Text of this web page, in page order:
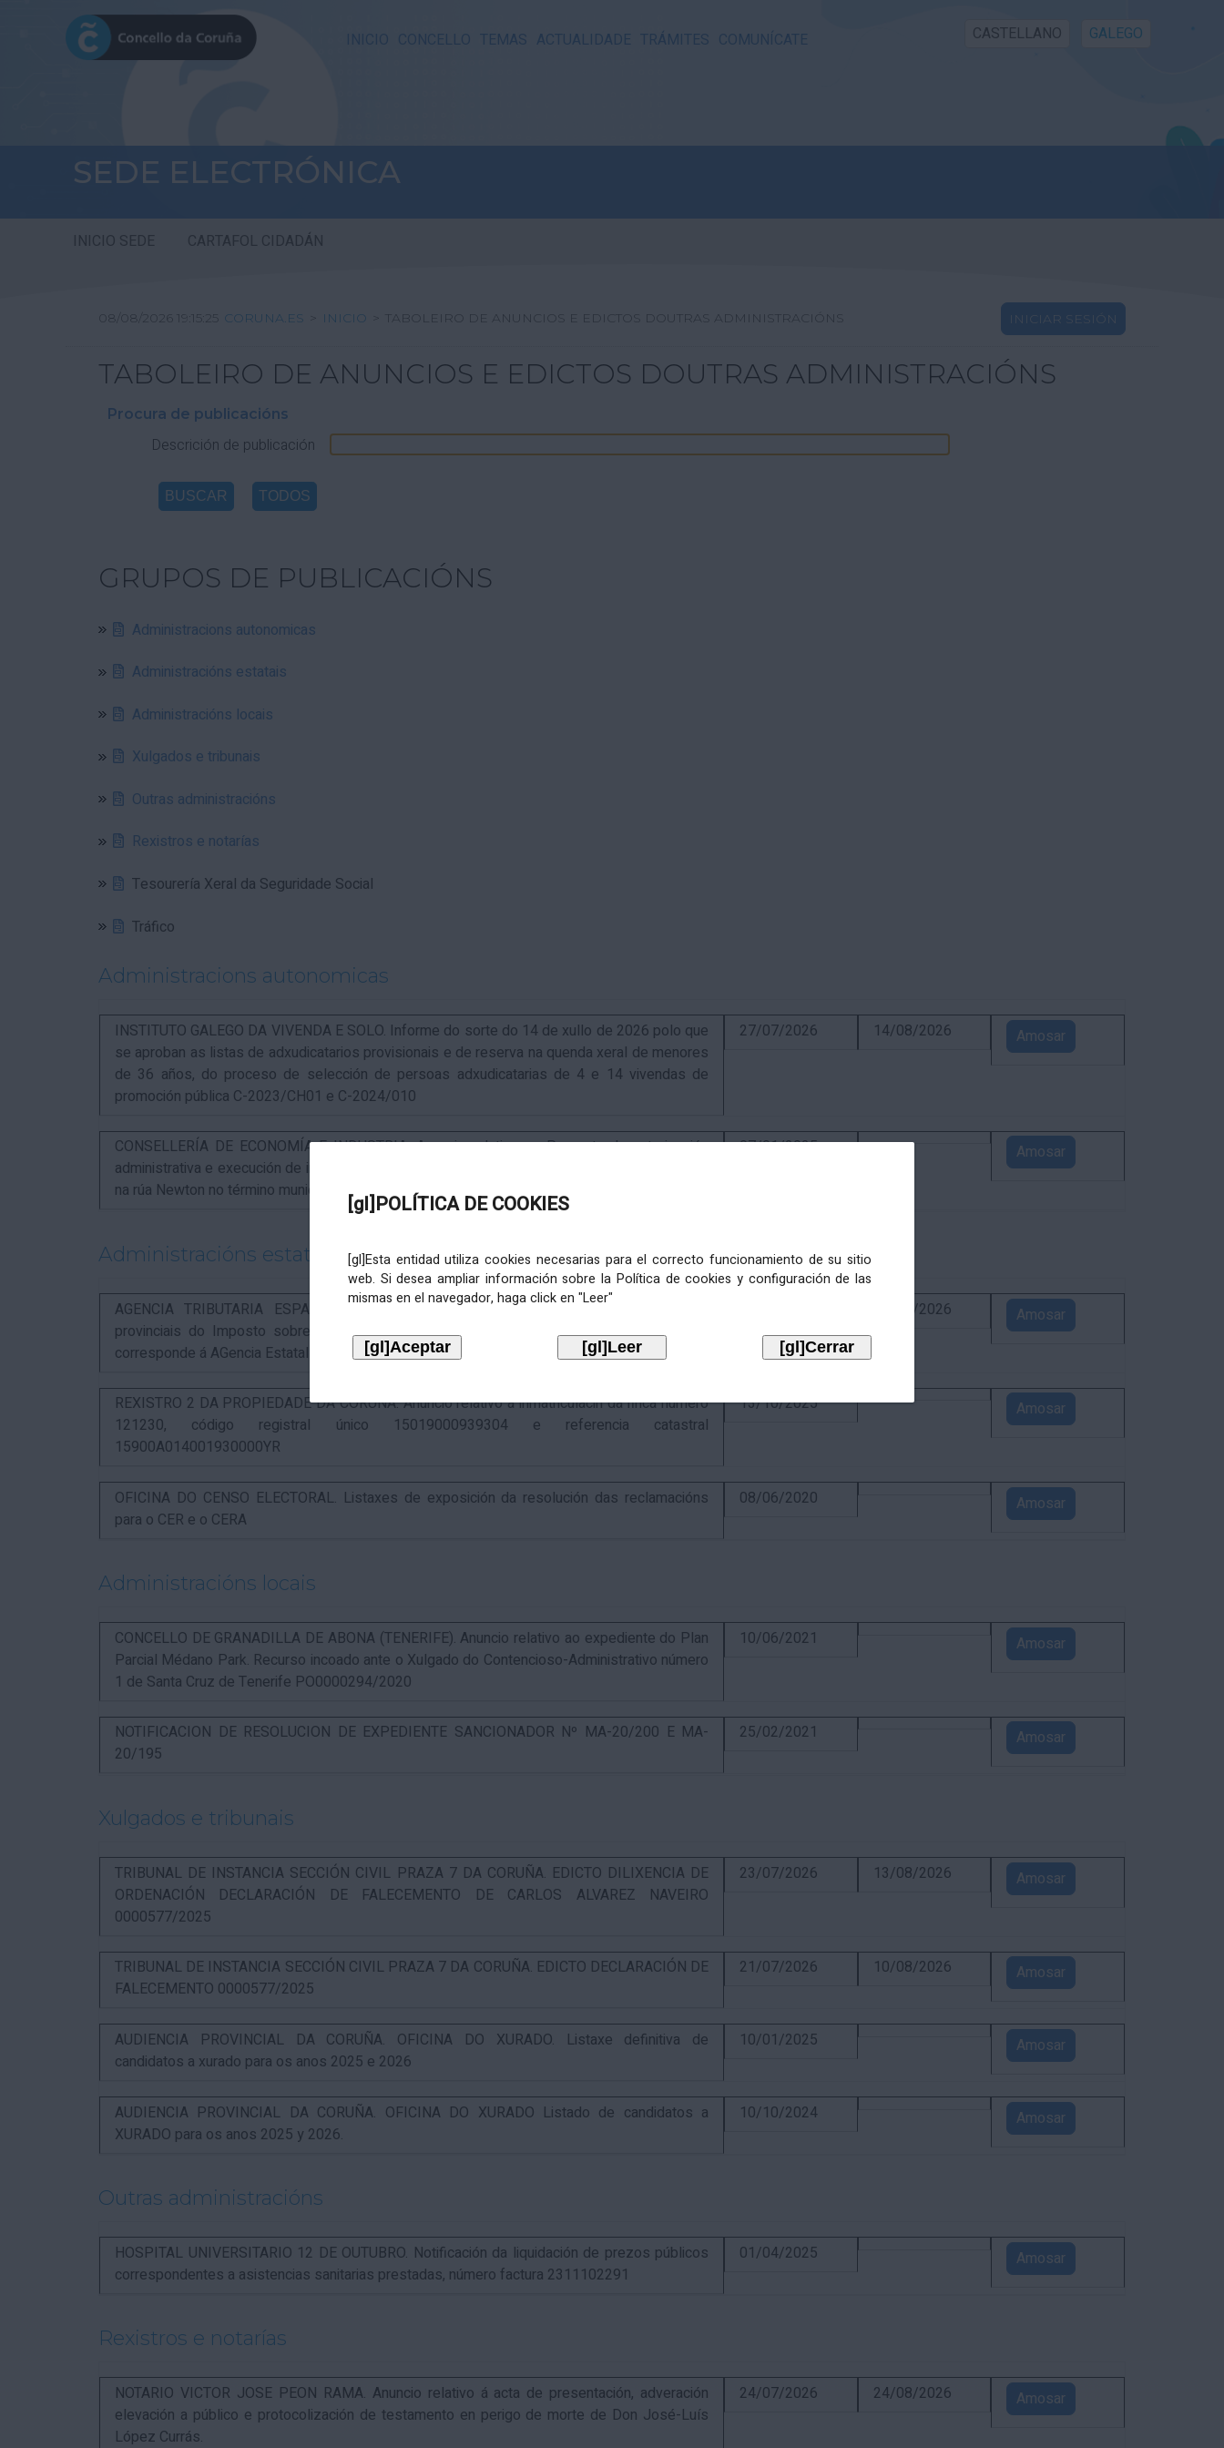
INICIO CONCELLO TEMAS ACTUALIDADE TRÁMITES COMUNÍCATE CASTELLANO GALEGO
SEDE ELECTRÓNICA
INICIO SEDE CARTAFOL CIDADÁN
[gl]POLÍTICA DE COOKIES
[gl]Esta entidad utiliza cookies necesarias para el correcto funcionamiento de su sitio
web. Si desea ampliar información sobre la Política de cookies y configuración de las
mismas en el navegador, haga click en "Leer"
08/08/2026 19:15:25 CORUNA.ES > INICIO > TABOLEIRO DE ANUNCIOS E EDICTOS DOUTRAS ADMINISTRACIÓNS INICIAR SESIÓN
TABOLEIRO DE ANUNCIOS E EDICTOS DOUTRAS ADMINISTRACIÓNS
Procura de publicacións
Descrición de publicación
GRUPOS DE PUBLICACIÓNS
Administracions autonomicas
Administracións estatais
Administracións locais
Xulgados e tribunais
Outras administracións
Rexistros e notarías
Tesourería Xeral da Seguridade Social
Tráfico
Administracions autonomicas
INSTITUTO GALEGO DA VIVENDA E SOLO. Informe do sorte do 14 de xullo de 2026 polo que
se aproban as listas de adxudicatarios provisionais e de reserva na quenda xeral de menores
de 36 años, do proceso de selección de persoas adxudicatarias de 4 e 14 vivendas de
promoción pública C-2023/CH01 e C-2024/010
27/07/2026 14/08/2026 Amosar
CONSELLERÍA DE ECONOMÍA E INDUSTRIA. Anuncio relativo ao Proxecto de autorización
administrativa e execución de instalacións para a instalación de nova ERM 16/4 Q.9000-D sita
na rúa Newton no término municipal da Coruña, exp. IN627A 2024/4-1
07/01/2025 Amosar
Administracións estatais
AGENCIA TRIBUTARIA ESPAÑOLA. Aviso relativo á recadación das cotas estatais e
provinciais do Imposto sobre Actividades Económicas de 2026, cuxa xestión recadatoria
corresponde á AGencia Estatal de Administración Tributaria.
02/09/2026 Amosar
REXISTRO 2 DA PROPIEDADE DA CORUÑA. Anuncio relativo á inmatriculacin da finca número
121230, código registral único 15019000939304 e referencia catastral
15900A014001930000YR
13/10/2025 Amosar
OFICINA DO CENSO ELECTORAL. Listaxes de exposición da resolución das reclamacións
para o CER e o CERA
08/06/2020 Amosar
Administracións locais
CONCELLO DE GRANADILLA DE ABONA (TENERIFE). Anuncio relativo ao expediente do Plan
Parcial Médano Park. Recurso incoado ante o Xulgado do Contencioso-Administrativo número
1 de Santa Cruz de Tenerife PO0000294/2020
10/06/2021 Amosar
NOTIFICACION DE RESOLUCION DE EXPEDIENTE SANCIONADOR Nº MA-20/200 E MA-
20/195
25/02/2021 Amosar
Xulgados e tribunais
TRIBUNAL DE INSTANCIA SECCIÓN CIVIL PRAZA 7 DA CORUÑA. EDICTO DILIXENCIA DE
ORDENACIÓN DECLARACIÓN DE FALECEMENTO DE CARLOS ALVAREZ NAVEIRO
0000577/2025
23/07/2026 13/08/2026 Amosar
TRIBUNAL DE INSTANCIA SECCIÓN CIVIL PRAZA 7 DA CORUÑA. EDICTO DECLARACIÓN DE
FALECEMENTO 0000577/2025
21/07/2026 10/08/2026 Amosar
AUDIENCIA PROVINCIAL DA CORUÑA. OFICINA DO XURADO. Listaxe definitiva de
candidatos a xurado para os anos 2025 e 2026
10/01/2025 Amosar
AUDIENCIA PROVINCIAL DA CORUÑA. OFICINA DO XURADO Listado de candidatos a
XURADO para os anos 2025 y 2026.
10/10/2024 Amosar
Outras administracións
HOSPITAL UNIVERSITARIO 12 DE OUTUBRO. Notificación da liquidación de prezos públicos
correspondentes a asistencias sanitarias prestadas, número factura 2311102291
01/04/2025 Amosar
Rexistros e notarías
NOTARIO VICTOR JOSE PEON RAMA. Anuncio relativo á acta de presentación, adveración
elevación a público e protocolización de testamento en perigo de morte de Don José-Luís
López Currás.
24/07/2026 24/08/2026 Amosar